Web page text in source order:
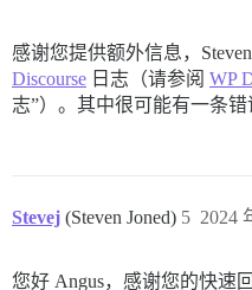
感谢您提供额外信息，
Discourse 日志（请参阅 WP
志”）。其中很可能有一条错
Stevej (Steven Joned) 2024
5
您好 Angus，感谢您的快速